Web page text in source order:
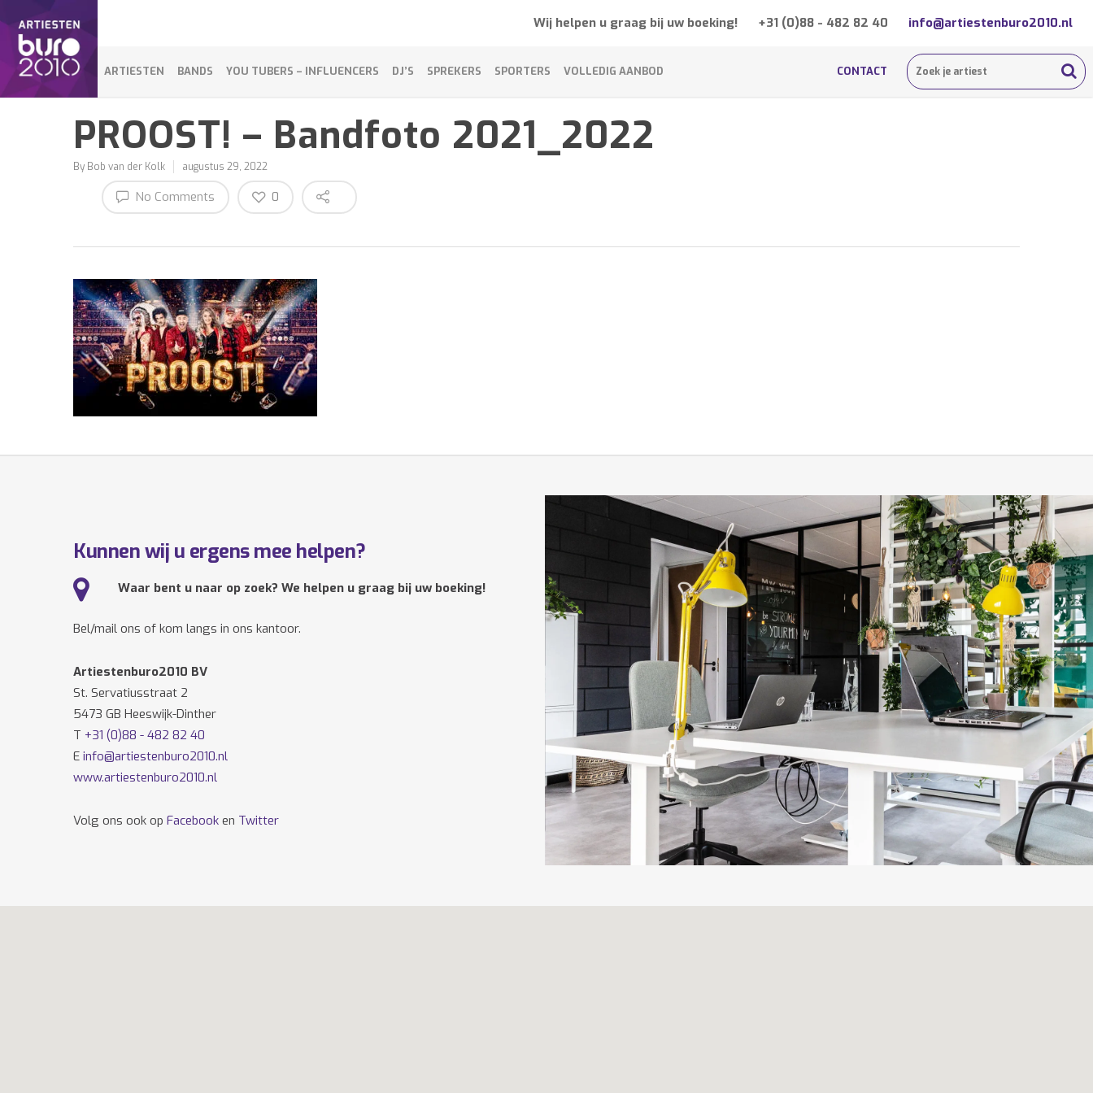
Wij helpen u graag bij uw boeking! +31 (0)88 - 482 82 40 info@artiestenburo2010.nl
ARTIESTEN BANDS YOU TUBERS – INFLUENCERS DJ’S SPREKERS SPORTERS VOLLEDIG AANBOD CONTACT
PROOST! – Bandfoto 2021_2022
By Bob van der Kolk augustus 29, 2022
No Comments 0
Kunnen wij u ergens mee helpen?
Waar bent u naar op zoek? We helpen u graag bij uw boeking!
Bel/mail ons of kom langs in ons kantoor.
Artiestenburo2010 BV
St. Servatiusstraat 2
5473 GB Heeswijk-Dinther
T +31 (0)88 - 482 82 40
E info@artiestenburo2010.nl
www.artiestenburo2010.nl
Volg ons ook op Facebook en Twitter